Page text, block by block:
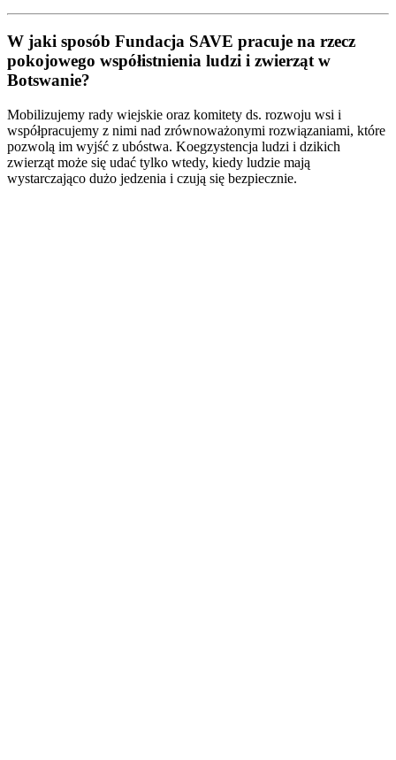
W jaki sposób Fundacja SAVE pracuje na rzecz
pokojowego współistnienia ludzi i zwierząt w
Botswanie?
Mobilizujemy rady wiejskie oraz komitety ds. rozwoju wsi i
współpracujemy z nimi nad zrównoważonymi rozwiązaniami, które
pozwolą im wyjść z ubóstwa. Koegzystencja ludzi i dzikich
zwierząt może się udać tylko wtedy, kiedy ludzie mają
wystarczająco dużo jedzenia i czują się bezpiecznie.